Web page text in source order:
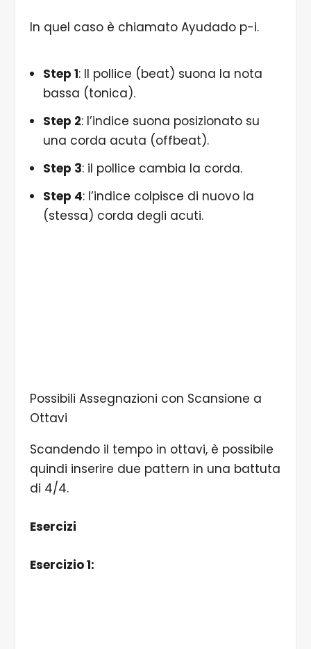
In quel caso è chiamato Ayudado p-i.
Step 1: Il pollice (beat) suona la nota
bassa (tonica).
Step 2: l’indice suona posizionato su
una corda acuta (offbeat).
Step 3: il pollice cambia la corda.
Step 4: l’indice colpisce di nuovo la
(stessa) corda degli acuti.
Possibili Assegnazioni con Scansione a
Ottavi
Scandendo il tempo in ottavi, è possibile
quindi inserire due pattern in una battuta
di 4/4.
Esercizi
Esercizio 1: